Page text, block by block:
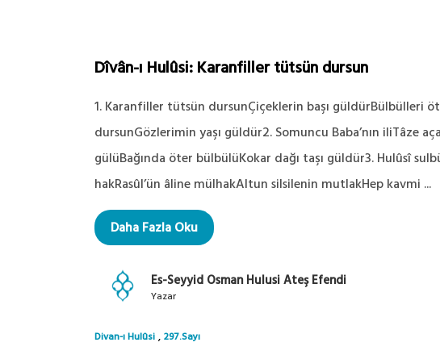
Dîvân-ı Hulûsi: Karanfiller tütsün dursun
1. Karanfiller tütsün dursunÇiçeklerin başı güldürBülbülleri
dursunGözlerimin yaşı güldür2. Somuncu Baba’nın iliTâze
gülüBağında öter bülbülüKokar dağı taşı güldür3. Hulûsî
hakRasûl’ün âline mülhakAltun silsilenin mutlakHep kavmi ...
Daha Fazla Oku
Es-Seyyid Osman Hulusi Ateş Efendi
Yazar
Divan-ı Hulûsi , 297.Sayı